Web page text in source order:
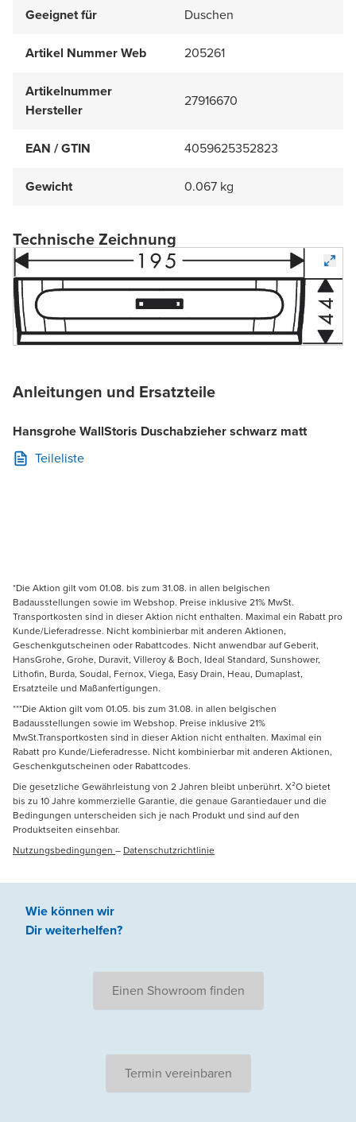
Geeignet für Duschen
Artikel Nummer Web 205261
Artikelnummer
Hersteller
27916670
EAN / GTIN 4059625352823
Gewicht 0.067 kg
Technische Zeichnung
Anleitungen und Ersatzteile
Hansgrohe WallStoris Duschabzieher schwarz matt
Teileliste
*Die Aktion gilt vom 01.08. bis zum 31.08. in allen belgischen
Badausstellungen sowie im Webshop. Preise inklusive 21% MwSt.
Transportkosten sind in dieser Aktion nicht enthalten. Maximal ein Rabatt pro
Kunde/Lieferadresse. Nicht kombinierbar mit anderen Aktionen,
Geschenkgutscheinen oder Rabattcodes. Nicht anwendbar auf Geberit,
HansGrohe, Grohe, Duravit, Villeroy & Boch, Ideal Standard, Sunshower,
Lithofin, Burda, Soudal, Fernox, Viega, Easy Drain, Heau, Dumaplast,
Ersatzteile und Maßanfertigungen.
***Die Aktion gilt vom 01.05. bis zum 31.08. in allen belgischen
Badausstellungen sowie im Webshop. Preise inklusive 21%
MwSt.Transportkosten sind in dieser Aktion nicht enthalten. Maximal ein
Rabatt pro Kunde/Lieferadresse. Nicht kombinierbar mit anderen Aktionen,
Geschenkgutscheinen oder Rabattcodes.
Die gesetzliche Gewährleistung von 2 Jahren bleibt unberührt. X²O bietet
bis zu 10 Jahre kommerzielle Garantie, die genaue Garantiedauer und die
Bedingungen unterscheiden sich je nach Produkt und sind auf den
Produktseiten einsehbar.
Nutzungsbedingungen – Datenschutzrichtlinie
Wie können wir
Dir weiterhelfen?
Einen Showroom finden
Termin vereinbaren